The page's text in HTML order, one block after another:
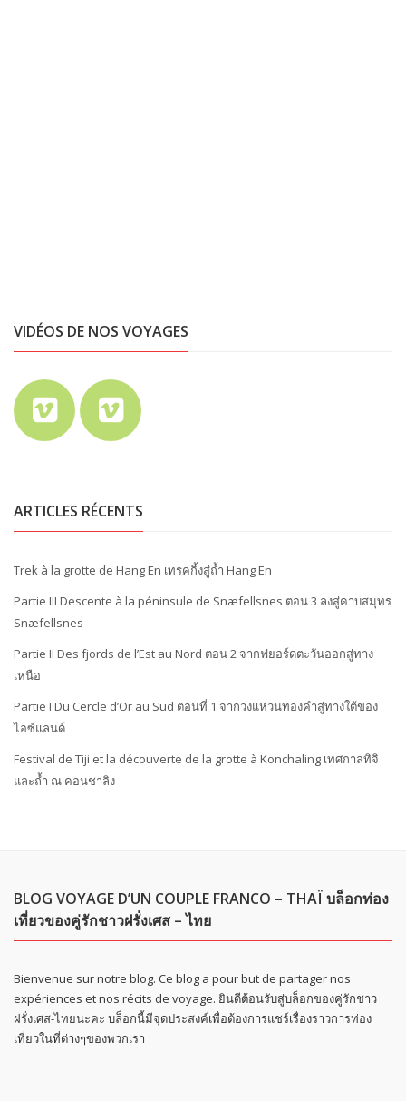
VIDÉOS DE NOS VOYAGES
ARTICLES RÉCENTS
Trek à la grotte de Hang En เทรคกิ้งสู่ถ้ำ Hang En
Partie III Descente à la péninsule de Snæfellsnes ตอน 3 ลงสู่คาบสมุทร
Snæfellsnes
Partie II Des fjords de l’Est au Nord ตอน 2 จากฟยอร์ดตะวันออกสู่ทาง
เหนือ
Partie I Du Cercle d’Or au Sud ตอนที่ 1 จากวงแหวนทองคำสู่ทางใต้ของ
ไอซ์แลนด์
Festival de Tiji et la découverte de la grotte à Konchaling เทศกาลทิจิ
และถ้ำ ณ คอนชาลิง
BLOG VOYAGE D’UN COUPLE FRANCO – THAÏ บล็อกท่อง
เที่ยวของคู่รักชาวฝรั่งเศส – ไทย
Bienvenue sur notre blog. Ce blog a pour but de partager nos
expériences et nos récits de voyage. ยินดีต้อนรับสู่บล็อกของคู่รักชาว
ฝรั่งเศส-ไทยนะคะ บล็อกนี้มีจุดประสงค์เพื่อต้องการแชร์เรื่องราวการท่อง
เที่ยวในที่ต่างๆของพวกเรา